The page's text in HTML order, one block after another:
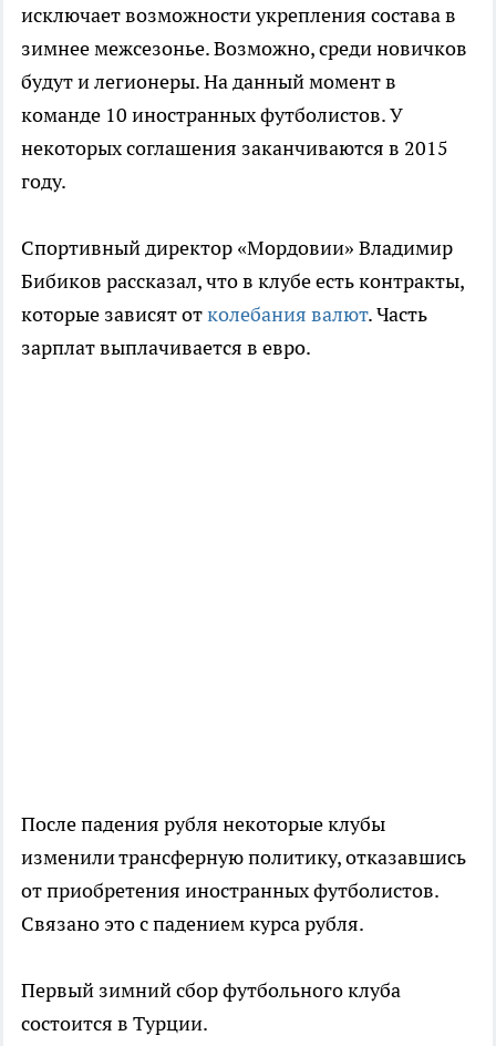
исключает возможности укрепления состава в
зимнее межсезонье. Возможно, среди новичков
будут и легионеры. На данный момент в
команде 10 иностранных футболистов. У
некоторых соглашения заканчиваются в 2015
году.
Спортивный директор «Мордовии» Владимир
Бибиков рассказал, что в клубе есть контракты,
которые зависят отколебания валют. Часть
зарплат выплачивается в евро.
После падения рубля некоторые клубы
изменили трансферную политику, отказавшись
от приобретения иностранных футболистов.
Связано это с падением курса рубля.
Первый зимний сбор футбольного клуба
состоится в Турции.